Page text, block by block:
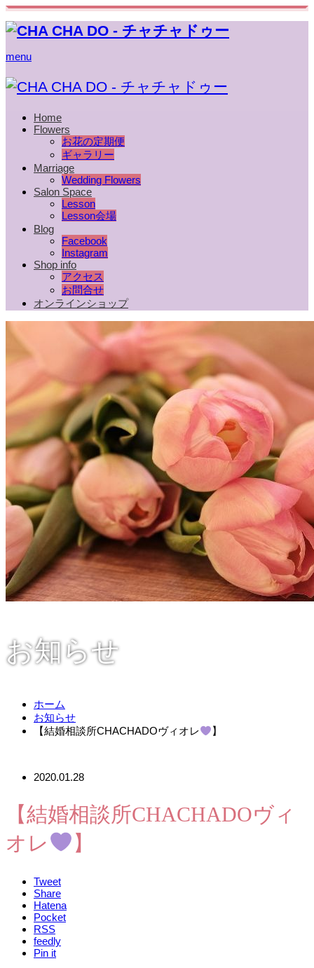
menu
Home
Flowers
お花の定期便
ギャラリー
Marriage
Wedding Flowers
Salon Space
Lesson
Lesson会場
Blog
Facebook
Instagram
Shop info
アクセス
お問合せ
オンラインショップ
お知らせ
ホーム
お知らせ
【結婚相談所CHACHADOヴィオレ
】
2020.01.28
【結婚相談所CHACHADOヴィ
オレ
】
Tweet
Share
Hatena
Pocket
RSS
feedly
Pin it